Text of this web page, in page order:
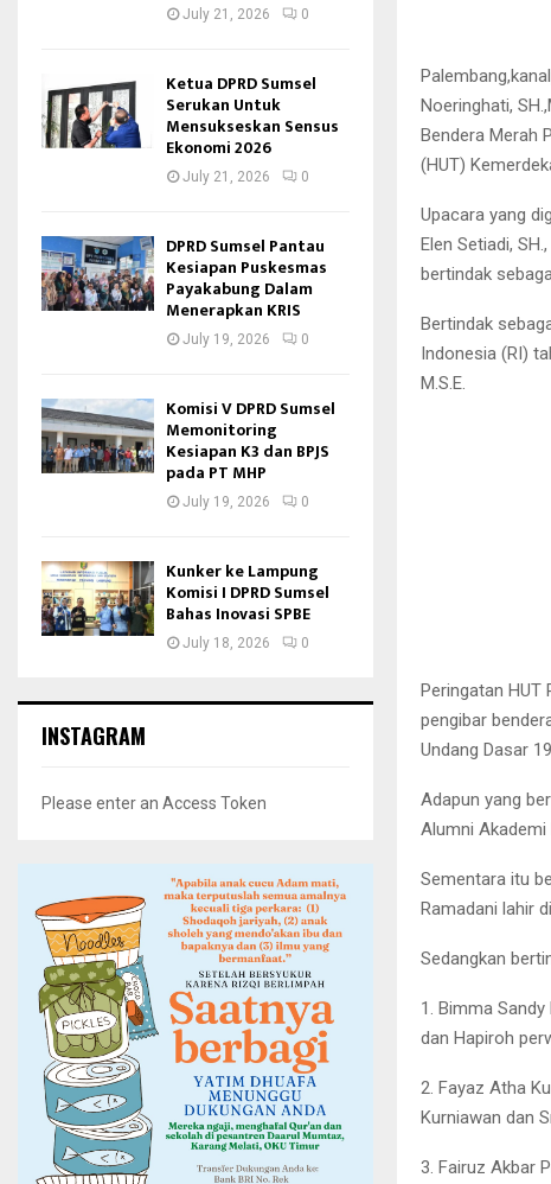
Noeringhati,
Bendera Merah
(HUT)
Upacara yang
Elen Setiadi,
bertindak
Bertindak
Indonesia (RI)
M.S.E.
Peringatan HUT
pengibar
Undang Dasar
Adapun yang
Alumni Akademi
Sementara itu
Ramadani lahir
Sedangkan
1. Bimma
dan Hapiroh
2. Fayaz Atha
Kurniawan dan
3. Fairuz Akbar
July 21, 2026 0
Ketua DPRD Sumsel
Serukan Untuk
Mensukseskan Sensus
Ekonomi 2026
July 21, 2026 0
DPRD Sumsel Pantau
Kesiapan Puskesmas
Payakabung Dalam
Menerapkan KRIS
July 19, 2026 0
Komisi V DPRD Sumsel
Memonitoring
Kesiapan K3 dan BPJS
pada PT MHP
July 19, 2026 0
Kunker ke Lampung
Komisi I DPRD Sumsel
Bahas Inovasi SPBE
July 18, 2026 0
INSTAGRAM
Please enter an Access Token